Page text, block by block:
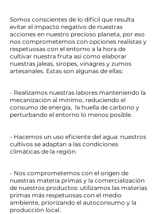
Somos conscientes de lo difícil que resulta
evitar el impacto negativo de nuestras
acciones en nuestro precioso planeta, por eso
nos comprometemos con opciones realistas y
respetuosas con el entorno a la hora de
cultivar nuestra fruta así como elaborar
nuestras jaleas, siropes, vinagres y zumos
artesanales. Estas son algunas de ellas:
- Realizamos nuestras labores manteniendo la
mecanización al mínimo, reduciendo el
consumo de energía, la huella de carbono y
perturbando el entorno lo menos posible.
- Hacemos un uso eficiente del agua: nuestros
cultivos se adaptan a las condiciones
climáticas de la región.
- Nos comprometemos con el origen de
nuestras materia primas y la comercialización
de nuestros productos: utilizamos las materias
primas más respetuosas con el medio
ambiente, priorizando el autoconsumo y la
producción local.